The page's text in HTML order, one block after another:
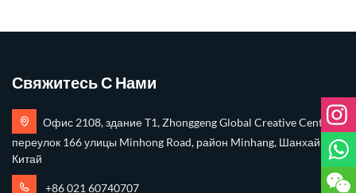
Свяжитесь С Нами
Офис 2108, здание T1, Zhonggeng Global Creative Center,
переулок 166 улицы Minhong Road, район Minhang, Шанхай,
Китай
+86 021 60740707